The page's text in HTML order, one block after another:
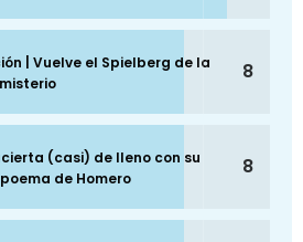
| Vuelve el Spielberg de la
8
(casi) de lleno con su
de Homero
8